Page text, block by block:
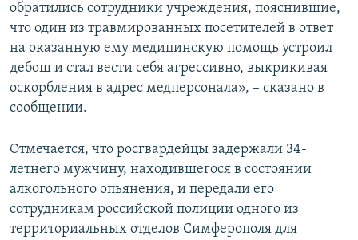
обратились сотрудники учреждения, пояснившие,
что один из травмированных посетителей в ответ
на оказанную ему медицинскую помощь устроил
дебош и стал вести себя агрессивно, выкрикивая
оскорбления в адрес медперсонала», – сказано в
сообщении.
Отмечается, что росгвардейцы задержали 34-
летнего мужчину, находившегося в состоянии
алкогольного опьянения, и передали его
сотрудникам российской полиции одного из
территориальных отделов Симферополя для